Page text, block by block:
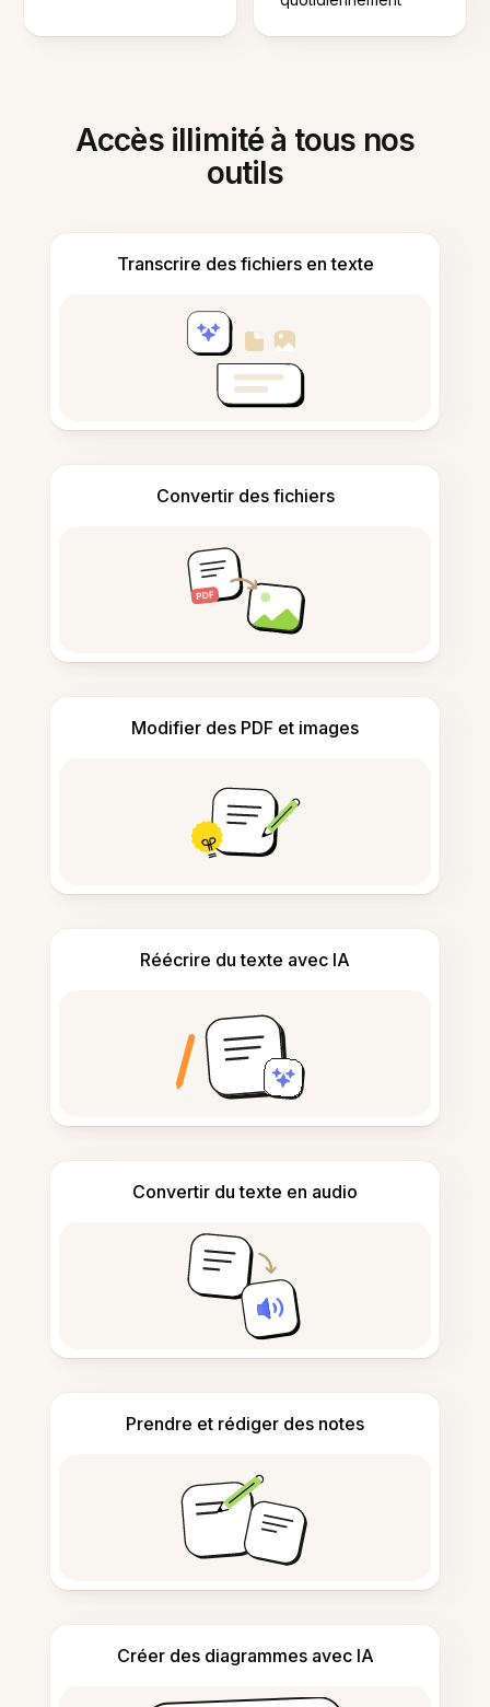
Accès illimité à tous nos
outils
Transcrire des fichiers en texte
Convertir des fichiers
Modifier des PDF et images
Réécrire du texte avec IA
Convertir du texte en audio
Prendre et rédiger des notes
Créer des diagrammes avec IA